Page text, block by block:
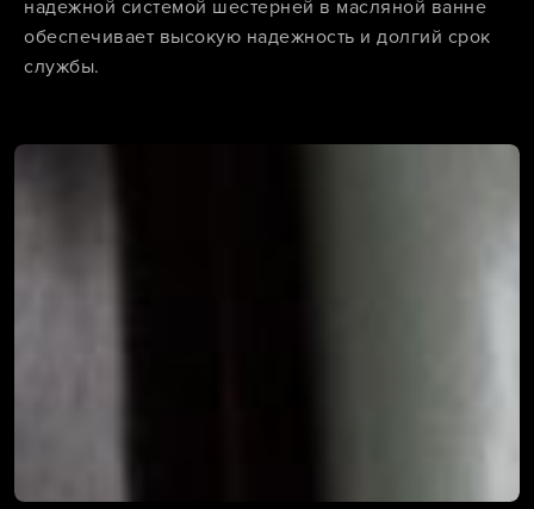
надежной системой шестерней в масляной ванне
обеспечивает высокую надежность и долгий срок
службы.